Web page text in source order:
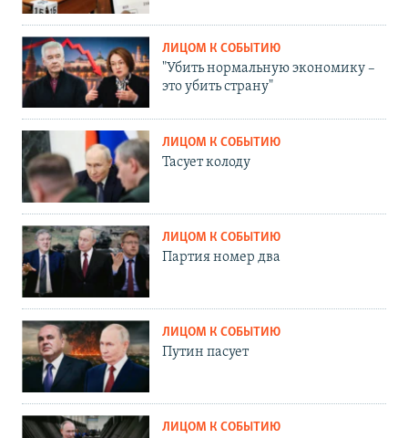
ЛИЦОМ К СОБЫТИЮ
"Убить нормальную экономику –
это убить страну"
ЛИЦОМ К СОБЫТИЮ
Тасует колоду
ЛИЦОМ К СОБЫТИЮ
Партия номер два
ЛИЦОМ К СОБЫТИЮ
Путин пасует
ЛИЦОМ К СОБЫТИЮ